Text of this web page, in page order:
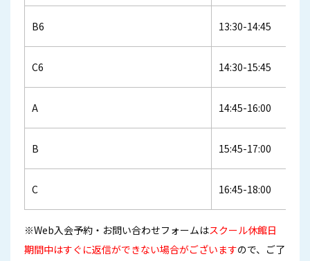
B6 13:30-14:45
C6 14:30-15:45
A 14:45-16:00
B 15:45-17:00
C 16:45-18:00
※Web入会予約・お問い合わせフォームはスクール休館日
期間中はすぐに返信ができない場合がございますので、ご了